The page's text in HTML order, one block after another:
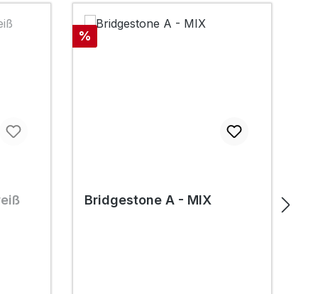
Rabatt
%
Bridgestone A - MIX